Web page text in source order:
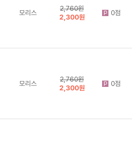
모리스
2,760원
2,300원
0점
모리스
2,760원
2,300원
0점